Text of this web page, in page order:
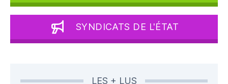
SYNDICATS DE L'ÉTAT
LES + LUS